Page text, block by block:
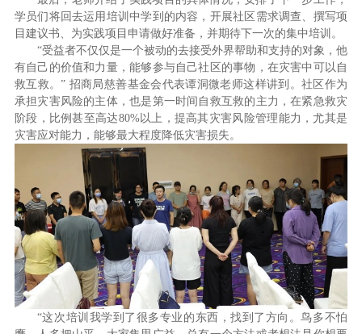
学员们将回去运用培训中学到的内容，开展社区需求调查、撰写项
目建议书、为实践项目申请做好准备，并期待下一次的集中培训。
“受益者不仅仅是一个被动的去接受外界帮助和支持的对象，他
有自己的价值和力量，能够参与自己社区的事物，在灾害中可以自
救互救。” 招商局慈善基金会代表谭洞微老师这样讲到。社区作为
承担灾害风险的主体，也是第一时间自救互救的主力，在紧急救灾
阶段，比例甚至高达80%以上，提高其灾害风险管理能力，尤其是
灾害应对能力，能够最大程度降低灾害损失。
“这次培训我学到了很多专业的东西，找到了方向。鸟多不怕